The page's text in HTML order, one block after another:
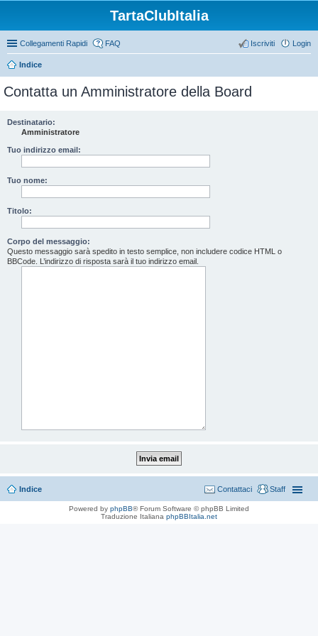
TartaClubItalia
Collegamenti Rapidi FAQ Login
Iscriviti
Indice
Contatta un Amministratore della Board
Destinatario:
Amministratore
Tuo indirizzo email:
Tuo nome:
Titolo:
Corpo del messaggio:
Questo messaggio sarà spedito in testo semplice, non includere codice HTML o
BBCode. L’indirizzo di risposta sarà il tuo indirizzo email.
Indice Staff
Contattaci
Powered by phpBB® Forum Software © phpBB Limited
Traduzione Italiana phpBBItalia.net